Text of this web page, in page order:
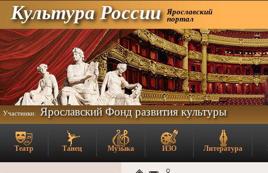
Культура России Ярославский
портал
Участники: Ярославский Фонд развития культуры
Театр Танец Музыка ИЗО Литература